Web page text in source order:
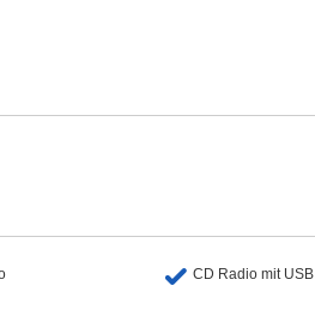
CD Radio mit USB